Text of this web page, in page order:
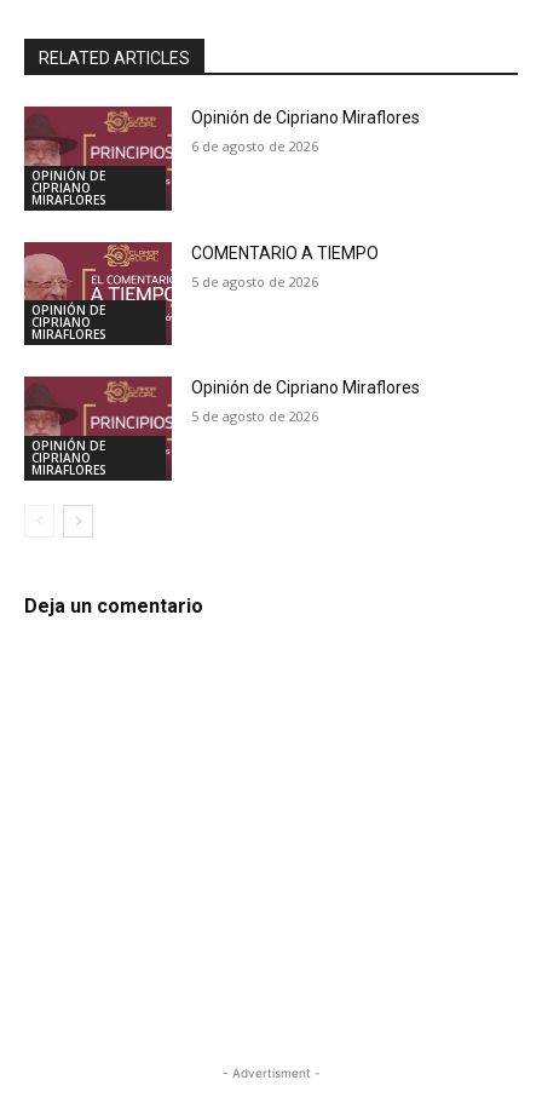
RELATED ARTICLES
OPINIÓN DE
CIPRIANO
MIRAFLORES
Opinión de Cipriano Miraflores
6 de agosto de 2026
OPINIÓN DE
CIPRIANO
MIRAFLORES
COMENTARIO A TIEMPO
5 de agosto de 2026
OPINIÓN DE
CIPRIANO
MIRAFLORES
Opinión de Cipriano Miraflores
5 de agosto de 2026
Deja un comentario
- Advertisment -